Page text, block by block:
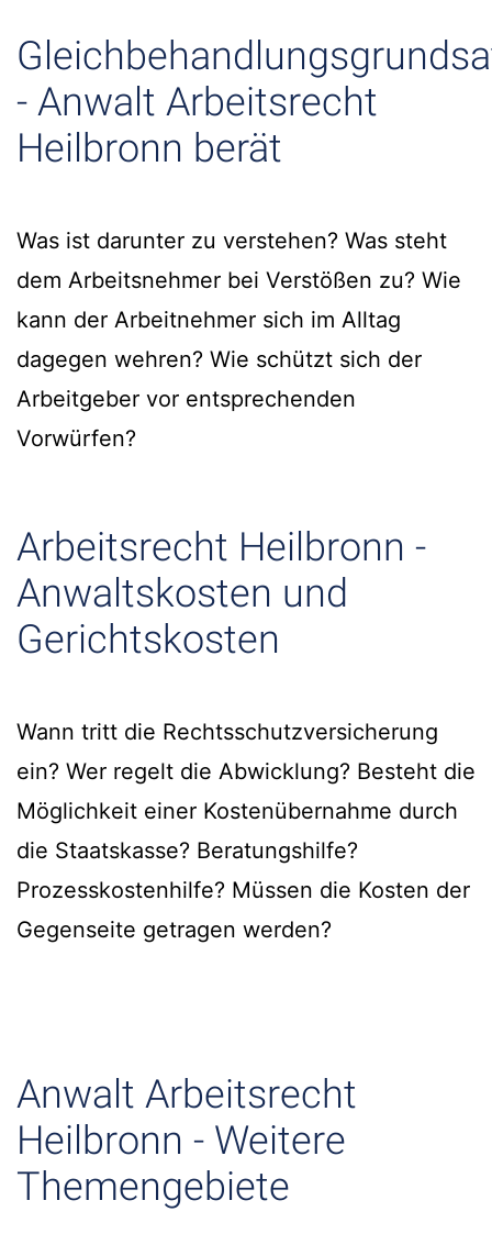
- Anwalt Arbeitsrecht
Heilbronn berät
Was ist darunter zu verstehen? Was steht
dem Arbeitsnehmer bei Verstößen zu? Wie
kann der Arbeitnehmer sich im Alltag
dagegen wehren? Wie schützt sich der
Arbeitgeber vor entsprechenden
Vorwürfen?
Arbeitsrecht Heilbronn -
Anwaltskosten und
Gerichtskosten
Wann tritt die Rechtsschutzversicherung
ein? Wer regelt die Abwicklung? Besteht die
Möglichkeit einer Kostenübernahme durch
die Staatskasse? Beratungshilfe?
Prozesskostenhilfe? Müssen die Kosten der
Gegenseite getragen werden?
Anwalt Arbeitsrecht
Heilbronn - Weitere
Themengebiete